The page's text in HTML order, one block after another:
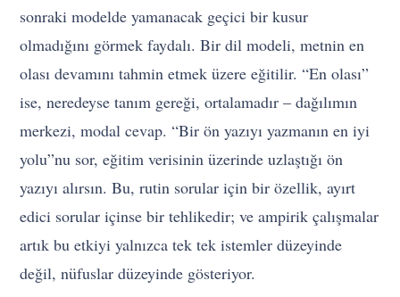
sonraki modelde yamanacak geçici bir kusur
olmadığını görmek faydalı. Bir dil modeli, metnin en
olası devamını tahmin etmek üzere eğitilir. “En olası”
ise, neredeyse tanım gereği, ortalamadır – dağılımın
merkezi, modal cevap. “Bir ön yazıyı yazmanın en iyi
yolu”nu sor, eğitim verisinin üzerinde uzlaştığı ön
yazıyı alırsın. Bu, rutin sorular için bir özellik, ayırt
edici sorular içinse bir tehlikedir; ve ampirik çalışmalar
artık bu etkiyi yalnızca tek tek istemler düzeyinde
değil, nüfuslar düzeyinde gösteriyor.